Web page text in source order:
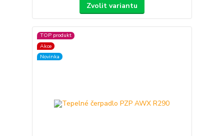
Zvolit variantu
TOP produkt
Akce
Novinka